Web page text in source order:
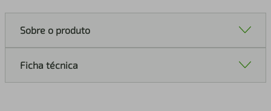
Sobre o produto
Ficha técnica